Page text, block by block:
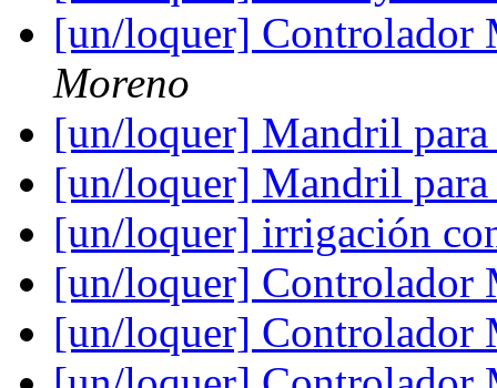
[un/loquer]
Moreno
[un/loquer] Mandril
[un/loquer] Mandril
[un/loquer] irrigación
[un/loquer]
[un/loquer]